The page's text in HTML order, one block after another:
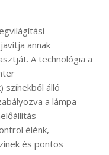
annak
A technológia a
színekből álló
a lámpa
élénk,
és pontos